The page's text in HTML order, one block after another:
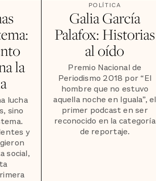
la
lucha
sino
y
social,
POLÍTICA
Galia García
Palafox: Historias
al oído
Premio Nacional de
Periodismo 2018 por “El
hombre que no estuvo
aquella noche en Iguala”, el
primer podcast en ser
reconocido en la categoría
de reportaje.